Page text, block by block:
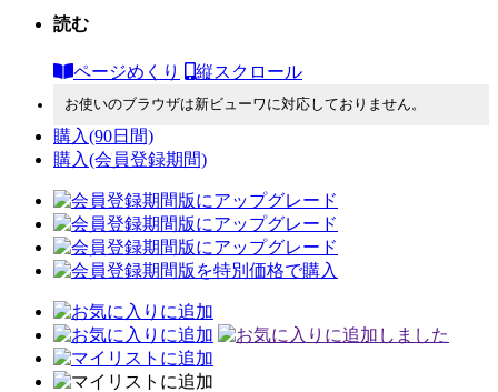
読む
ページめくり 縦スクロール
お使いのブラウザは新ビューワに対応しておりません。
購入(90日間)
購入(会員登録期間)